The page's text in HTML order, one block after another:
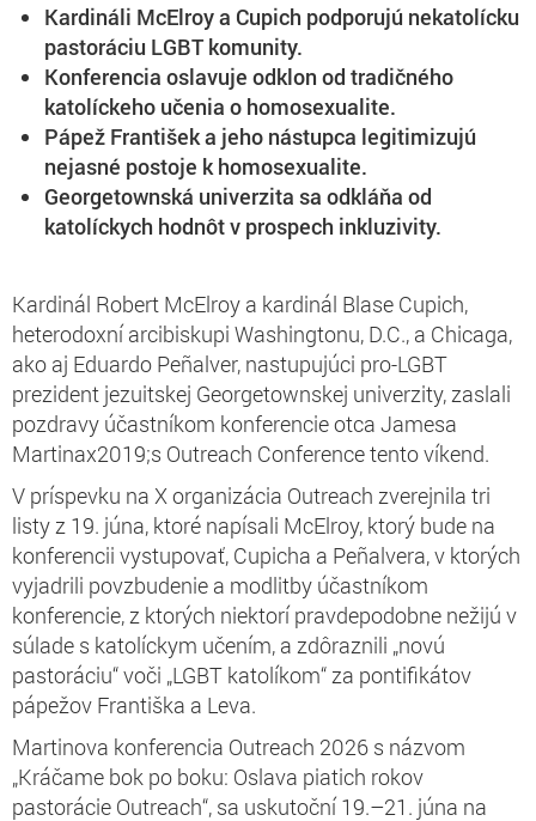
Kardináli McElroy a Cupich podporujú nekatolícku
pastoráciu LGBT komunity.
Konferencia oslavuje odklon od tradičného
katolíckeho učenia o homosexualite.
Pápež František a jeho nástupca legitimizujú
nejasné postoje k homosexualite.
Georgetownská univerzita sa odkláňa od
katolíckych hodnôt v prospech inkluzivity.
Kardinál Robert McElroy a kardinál Blase Cupich,
heterodoxní arcibiskupi Washingtonu, D.C., a Chicaga,
ako aj Eduardo Peñalver, nastupujúci pro-LGBT
prezident jezuitskej Georgetownskej univerzity, zaslali
pozdravy účastníkom konferencie otca Jamesa
Martinax2019;s Outreach Conference tento víkend.
V príspevku na X organizácia Outreach zverejnila tri
listy z 19. júna, ktoré napísali McElroy, ktorý bude na
konferencii vystupovať, Cupicha a Peñalvera, v ktorých
vyjadrili povzbudenie a modlitby účastníkom
konferencie, z ktorých niektorí pravdepodobne nežijú v
súlade s katolíckym učením, a zdôraznili „novú
pastoráciu“ voči „LGBT katolíkom“ za pontifikátov
pápežov Františka a Leva.
Martinova konferencia Outreach 2026 s názvom
„Kráčame bok po boku: Oslava piatich rokov
pastorácie Outreach“, sa uskutoční 19.–21. júna na